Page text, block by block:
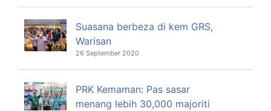
Suasana berbeza di kem GRS,
Warisan
26 September 2020
PRK Kemaman: Pas sasar
menang lebih 30,000 majoriti